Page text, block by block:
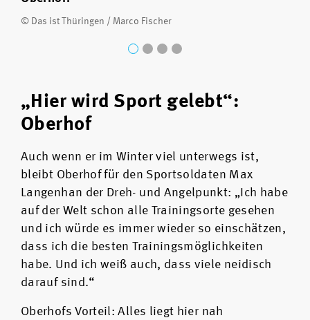
© Das ist Thüringen / Marco Fischer
„Hier wird Sport gelebt“:
Oberhof
Auch wenn er im Winter viel unterwegs ist,
bleibt Oberhof für den Sportsoldaten Max
Langenhan der Dreh- und Angelpunkt: „Ich habe
auf der Welt schon alle Trainingsorte gesehen
und ich würde es immer wieder so einschätzen,
dass ich die besten Trainingsmöglichkeiten
habe. Und ich weiß auch, dass viele neidisch
darauf sind.“
Oberhofs Vorteil: Alles liegt hier nah